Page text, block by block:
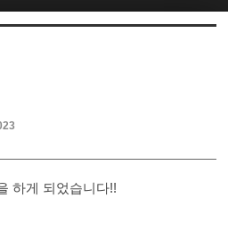
하게 되었습니다!!
치북5
케치북5